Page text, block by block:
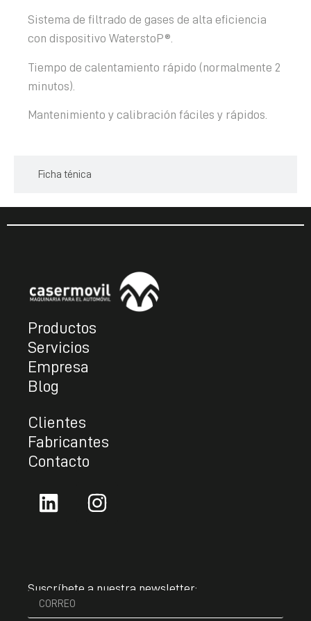
Ficha ténica
Sistema de filtrado de gases de alta eficiencia
con dispositivo WaterstoP®.
Tiempo de calentamiento rápido (normalmente 2
minutos).
Mantenimiento y calibración fáciles y rápidos.
Productos
Servicios
Empresa
Blog
Clientes
Fabricantes
Contacto
Suscríbete a nuestra newsletter: